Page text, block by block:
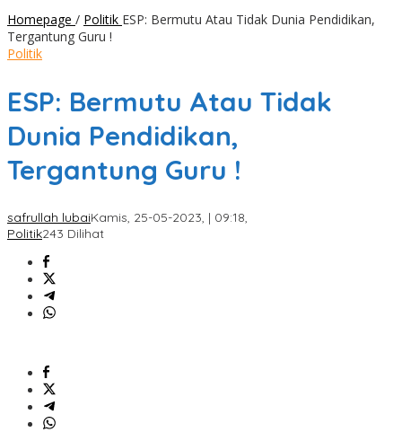
Homepage / Politik ESP: Bermutu Atau Tidak Dunia Pendidikan,
Tergantung Guru !
Politik
ESP: Bermutu Atau Tidak
Dunia Pendidikan,
Tergantung Guru !
safrullah lubaiKamis, 25-05-2023, | 09:18,
Politik243 Dilihat